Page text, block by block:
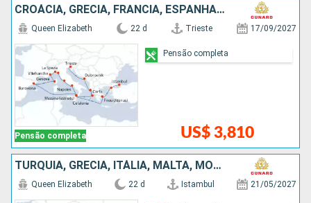
CROÁCIA, GRÉCIA, FRANCIA, ESPANHA, ITÁLIA, TURQUIA
Pensão completa
Queen Elizabeth 22 d Trieste 17/09/2027
US$ 3,810
Pensão completa
TURQUIA, GRÉCIA, ITÁLIA, MALTA, MONTENEGRO, CROÁCIA, ESPANHA
Queen Elizabeth 22 d Istambul 21/05/2027